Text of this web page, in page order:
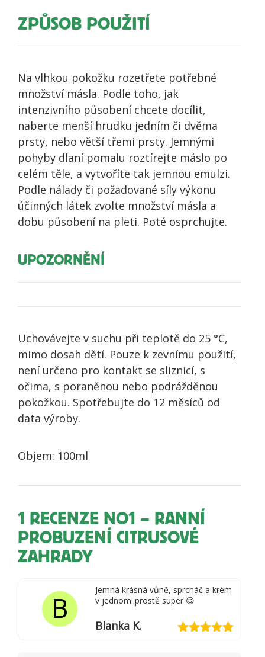
ZPŮSOB POUŽITÍ
Na vlhkou pokožku rozetřete potřebné
množství másla. Podle toho, jak
intenzivního působení chcete docílit,
naberte menší hrudku jedním či dvěma
prsty, nebo větší třemi prsty. Jemnými
pohyby dlaní pomalu roztírejte máslo po
celém těle, a vytvoříte tak jemnou emulzi.
Podle nálady či požadované síly výkonu
účinných látek zvolte množství másla a
dobu působení na pleti. Poté osprchujte.
UPOZORNĚNÍ
Uchovávejte v suchu při teplotě do 25 °C,
mimo dosah dětí. Pouze k zevnímu použití,
není určeno pro kontakt se sliznicí, s
očima, s poraněnou nebo podrážděnou
pokožkou. Spotřebujte do 12 měsíců od
data výroby.
Objem: 100ml
1 RECENZE NO1 – RANNÍ
PROBUZENÍ CITRUSOVÉ
ZAHRADY
B
Jemná krásná vůně, sprcháč a krém
v jednom..prostě super 😀
Blanka K.